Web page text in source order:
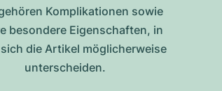
Komplikationen sowie
besondere Eigenschaften, in
die Artikel möglicherweise
unterscheiden.